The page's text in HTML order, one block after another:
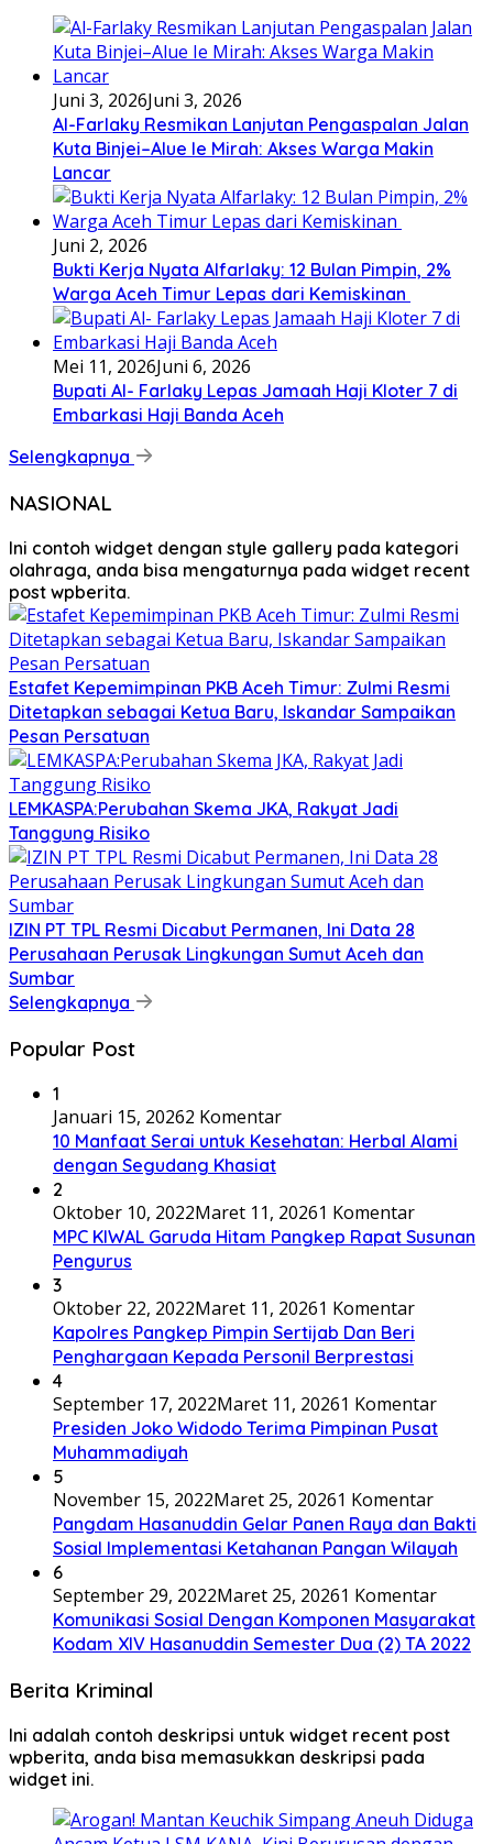
Juni 3, 2026Juni 3, 2026
Al-Farlaky Resmikan Lanjutan Pengaspalan Jalan
Kuta Binjei–Alue Ie Mirah: Akses Warga Makin
Lancar
Juni 2, 2026
Bukti Kerja Nyata Alfarlaky: 12 Bulan Pimpin, 2%
Warga Aceh Timur Lepas dari Kemiskinan ‎
Mei 11, 2026Juni 6, 2026
Bupati Al- Farlaky Lepas Jamaah Haji Kloter 7 di
Embarkasi Haji Banda Aceh
Selengkapnya
NASIONAL
Ini contoh widget dengan style gallery pada kategori
olahraga, anda bisa mengaturnya pada widget recent
post wpberita.
Estafet Kepemimpinan PKB Aceh Timur: Zulmi Resmi
Ditetapkan sebagai Ketua Baru, Iskandar Sampaikan
Pesan Persatuan
LEMKASPA:Perubahan Skema JKA, Rakyat Jadi
Tanggung Risiko
IZIN PT TPL Resmi Dicabut Permanen, Ini Data 28
Perusahaan Perusak Lingkungan Sumut Aceh dan
Sumbar
Selengkapnya
Popular Post
1
Januari 15, 20262 Komentar
10 Manfaat Serai untuk Kesehatan: Herbal Alami
dengan Segudang Khasiat
2
Oktober 10, 2022Maret 11, 20261 Komentar
MPC KIWAL Garuda Hitam Pangkep Rapat Susunan
Pengurus
3
Oktober 22, 2022Maret 11, 20261 Komentar
Kapolres Pangkep Pimpin Sertijab Dan Beri
Penghargaan Kepada Personil Berprestasi
4
September 17, 2022Maret 11, 20261 Komentar
Presiden Joko Widodo Terima Pimpinan Pusat
Muhammadiyah
5
November 15, 2022Maret 25, 20261 Komentar
Pangdam Hasanuddin Gelar Panen Raya dan Bakti
Sosial Implementasi Ketahanan Pangan Wilayah
6
September 29, 2022Maret 25, 20261 Komentar
Komunikasi Sosial Dengan Komponen Masyarakat
Kodam XIV Hasanuddin Semester Dua (2) TA 2022
Berita Kriminal
Ini adalah contoh deskripsi untuk widget recent post
wpberita, anda bisa memasukkan deskripsi pada
widget ini.